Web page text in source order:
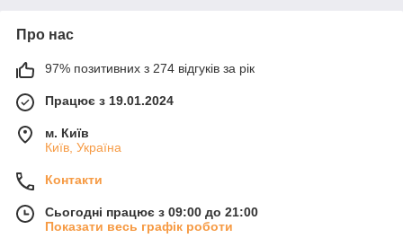
Про нас
97% позитивних з 274 відгуків за рік
Працює з 19.01.2024
м. Київ
Київ, Україна
Контакти
Сьогодні працює з 09:00 до 21:00
Показати весь графік роботи